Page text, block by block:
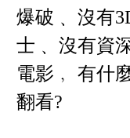
爆破﹑ 沒有
士﹑ 沒有資
電影﹐ 有什
翻看?